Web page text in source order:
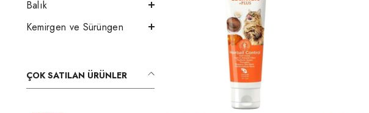
Balık
Kemirgen ve Sürüngen
ÇOK SATILAN ÜRÜNLER